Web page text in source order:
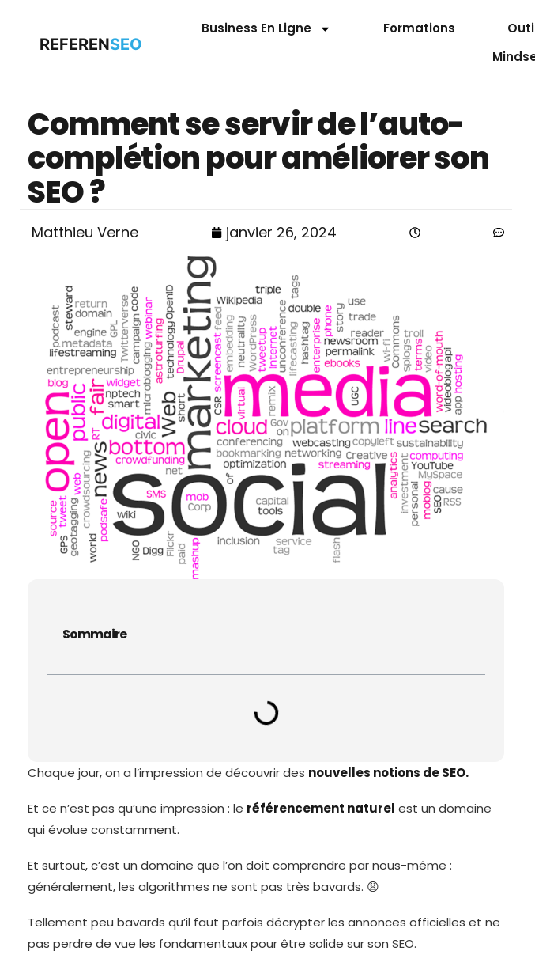
REFERENSEO
Business En Ligne Formations
Comment se servir de l’auto-
complétion pour améliorer son
SEO ?
Matthieu Verne janvier 26, 2024
Sommaire
Chaque jour, on a l’impression de découvrir des nouvelles notions de SEO.
Et ce n’est pas qu’une impression : le référencement naturel est un domaine
qui évolue constamment.
Et surtout, c’est un domaine que l’on doit comprendre par nous-même :
généralement, les algorithmes ne sont pas très bavards. 😩
Tellement peu bavards qu’il faut parfois décrypter les annonces officielles et ne
pas perdre de vue les fondamentaux pour être solide sur son SEO.